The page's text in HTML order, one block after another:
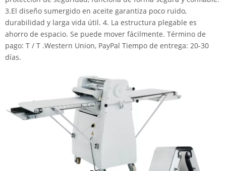
3.El diseño sumergido en aceite garantiza poco ruido,
durabilidad y larga vida útil. 4. La estructura plegable es
ahorro de espacio. Se puede mover fácilmente. Término de
pago: T / T .Western Union, PayPal Tiempo de entrega: 20-30
días.